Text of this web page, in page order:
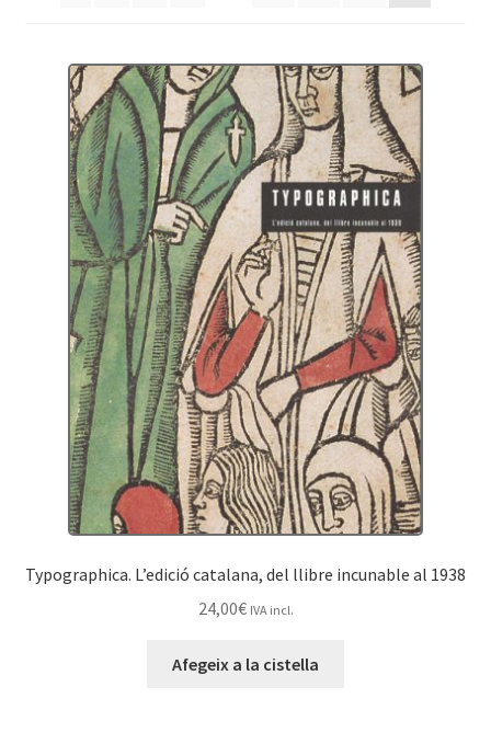
Termes i condicions
Typographica. L’edició catalana, del llibre incunable al 1938
24,00€ IVA incl.
Afegeix a la cistella